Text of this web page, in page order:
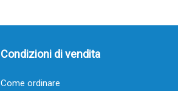
Condizioni di vendita
Come ordinare